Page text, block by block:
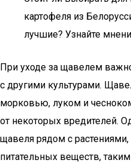
картофеля из
лучшие? Узнайте
При уходе за щавелем
с другими культурами.
морковью, луком и
от некоторых вредителей.
щавеля рядом с
питательных веществ,